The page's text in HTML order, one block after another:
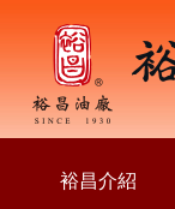
裕昌介紹